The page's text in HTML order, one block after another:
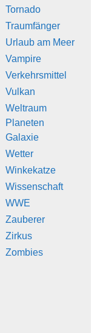
Tornado
Traumfänger
Urlaub am Meer
Vampire
Verkehrsmittel
Vulkan
Weltraum
Planeten
Galaxie
Wetter
Winkekatze
Wissenschaft
WWE
Zauberer
Zirkus
Zombies